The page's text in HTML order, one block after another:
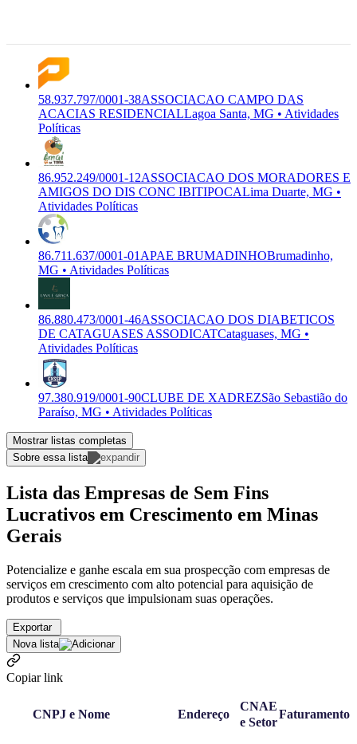
58.937.797/0001-38ASSOCIACAO CAMPO DAS
ACACIAS RESIDENCIALLagoa Santa, MG • Atividades
Políticas
86.952.249/0001-12ASSOCIACAO DOS MORADORES E
AMIGOS DO DIS CONC IBITIPOCALima Duarte, MG •
Atividades Políticas
86.711.637/0001-01 APAE BRUMADINHOBrumadinho,
MG • Atividades Políticas
86.880.473/0001-46ASSOCIACAO DOS DIABETICOS
DE CATAGUASES ASSODICATCataguases, MG •
Atividades Políticas
97.380.919/0001-90CLUBE DE XADREZSão Sebastião do
Paraíso, MG • Atividades Políticas
Mostrar listas completas
Sobre essa lista
Lista das Empresas de Sem Fins
Lucrativos em Crescimento em Minas
Gerais
Potencialize e ganhe escala em sua prospecção com empresas de
serviços em crescimento com alto potencial para aquisição de
produtos e serviços que impulsionam suas operações.
Exportar
Nova lista
Copiar link
CNPJ e Nome Endereço
CNAE
e Setor
Faturamento